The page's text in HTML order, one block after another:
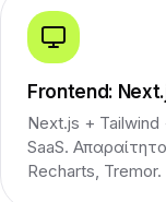
Frontend:
Next.js +
SaaS.
Recharts, Tremor.